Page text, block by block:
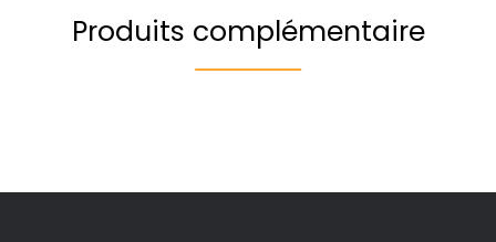
Produits complémentaire